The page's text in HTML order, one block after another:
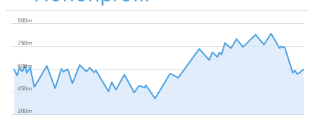
300m
450m
600m
750m
900m